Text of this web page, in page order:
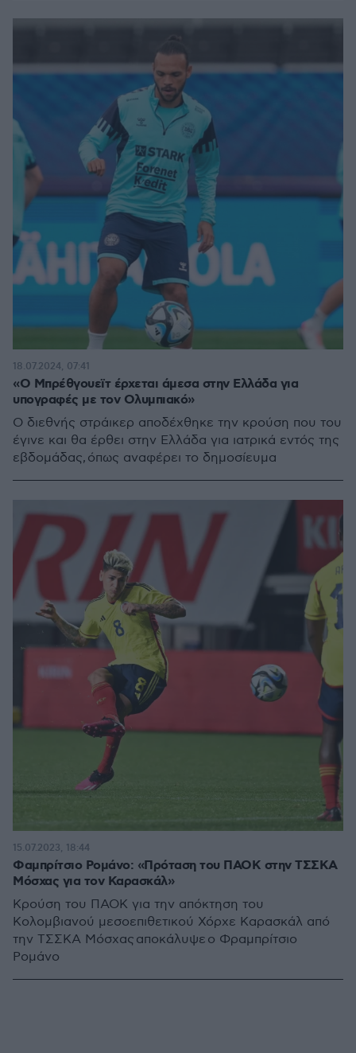
«Ο Μπρέθγουεϊτ έρχεται άμεσα στην Ελλάδα για
υπογραφές με τον Ολυμπιακό»
O διεθνής στράικερ αποδέχθηκε την κρούση που του
έγινε και θα έρθει στην Ελλάδα για ιατρικά εντός της
εβδομάδας, όπως αναφέρει το δημοσίευμα
18.07.2024, 07:41
Φαμπρίτσιο Ρομάνο: «Πρόταση του ΠΑΟΚ στην ΤΣΣΚΑ
Μόσχας για τον Καρασκάλ»
Κρούση του ΠΑΟΚ για την απόκτηση του
Κολομβιανού μεσοεπιθετικού Χόρχε Καρασκάλ από
την ΤΣΣΚΑ Μόσχας αποκάλυψε ο Φραμπρίτσιο
Ρομάνο
15.07.2023, 18:44